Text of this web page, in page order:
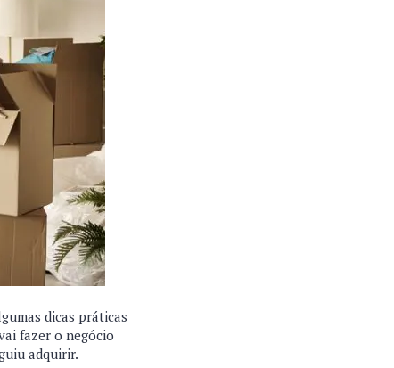
dicas práticas
fazer o negócio
adquirir.